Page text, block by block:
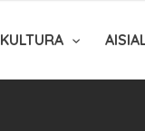
KULTURA